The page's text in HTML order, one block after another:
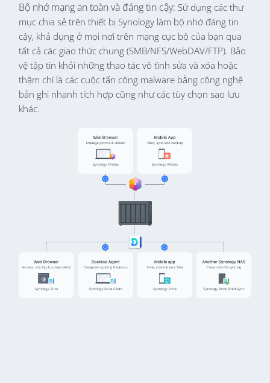
Bộ nhớ mạng an toàn và đáng tin cậy: Sử dụng các thư
mục chia sẻ trên thiết bị Synology làm bộ nhớ đáng tin
cậy, khả dụng ở mọi nơi trên mạng cục bộ của bạn qua
tất cả các giao thức chung (SMB/NFS/WebDAV/FTP). Bảo
vệ tập tin khỏi những thao tác vô tình sửa và xóa hoặc
thậm chí là các cuộc tấn công malware bằng công nghệ
bản ghi nhanh tích hợp cũng như các tùy chọn sao lưu
khác.